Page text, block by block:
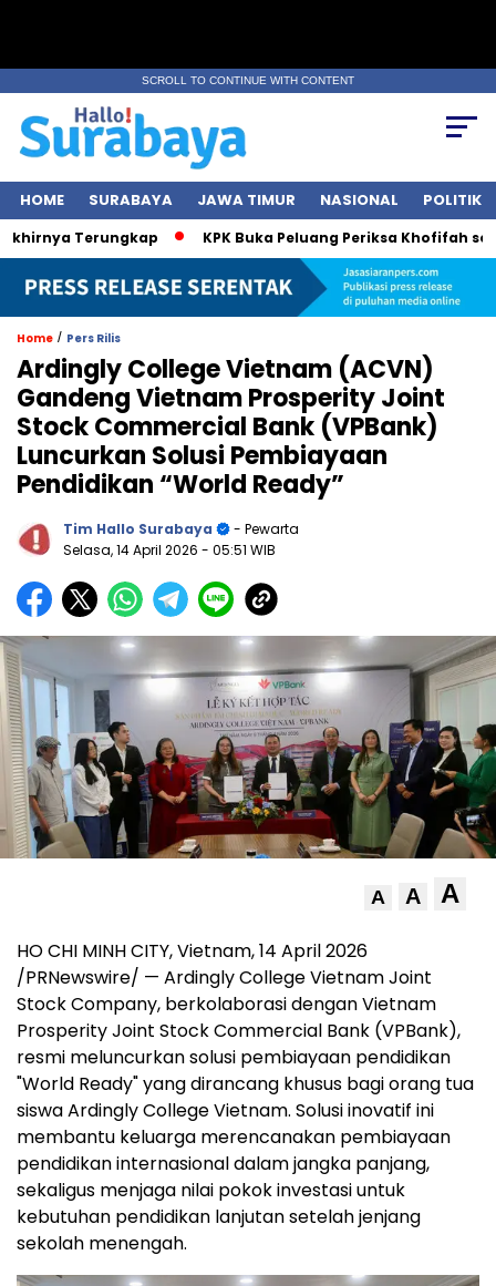
SCROLL TO CONTINUE WITH CONTENT
HOME SURABAYA JAWA TIMUR NASIONAL POLITIK
Terungkap KPK Buka Peluang Periksa Khofifah soal
Home / Pers Rilis
Ardingly College Vietnam (ACVN)
Gandeng Vietnam Prosperity Joint
Stock Commercial Bank (VPBank)
Luncurkan Solusi Pembiayaan
Pendidikan “World Ready”
Tim Hallo Surabaya
- Pewarta
Selasa, 14 April 2026 - 05:51 WIB
A A A
HO CHI MINH CITY, Vietnam,14 April 2026
/PRNewswire/ — Ardingly College Vietnam Joint
Stock Company, berkolaborasi dengan Vietnam
Prosperity Joint Stock Commercial Bank (VPBank),
resmi meluncurkan solusi pembiayaan pendidikan
"World Ready" yang dirancang khusus bagi orang tua
siswa Ardingly College Vietnam. Solusi inovatif ini
membantu keluarga merencanakan pembiayaan
pendidikan internasional dalam jangka panjang,
sekaligus menjaga nilai pokok investasi untuk
kebutuhan pendidikan lanjutan setelah jenjang
sekolah menengah.